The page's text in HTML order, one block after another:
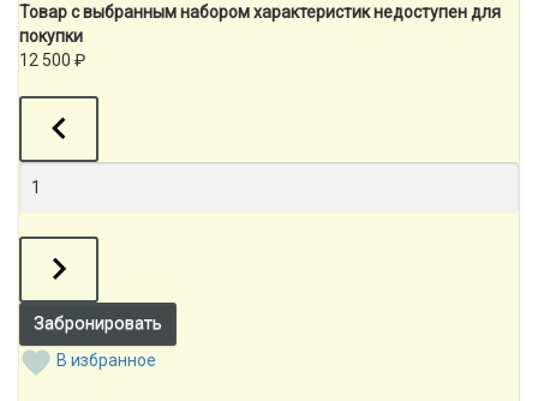
Товар с выбранным набором характеристик недоступен для
покупки
12 500 ₽
В избранное